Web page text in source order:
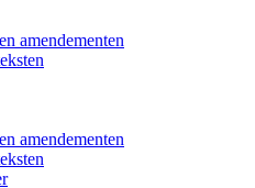
amendementen
amendementen